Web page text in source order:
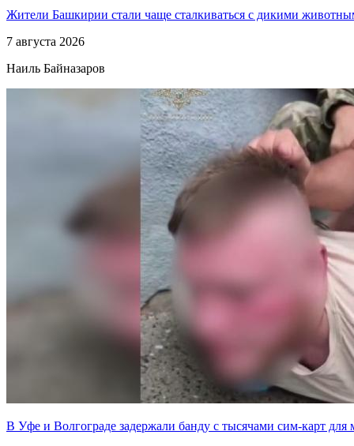
Жители Башкирии стали чаще сталкиваться с дикими
7 августа 2026
Наиль Байназаров
В Уфе и Волгограде задержали банду с тысячами сим-карт